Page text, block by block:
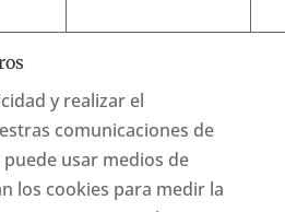
y realizar el
comunicaciones de
usar medios de
los cookies para medir la